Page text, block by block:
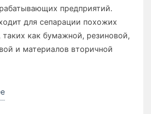
предприятий.
для сепарации похожих
как бумажной, резиновой,
и материалов вторичной